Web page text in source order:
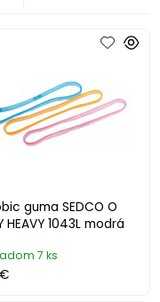
guma SEDCO O
HEAVY 1043L modrá
7 ks